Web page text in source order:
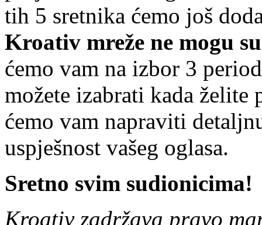
tih 5 sretnika ćemo još
Kroativ mreže ne mogu
ćemo vam na izbor 3
možete izabrati kada želite
ćemo vam napraviti
uspješnost vašeg oglasa.
Sretno svim sudionicima!
Kroativ zadržava pravo